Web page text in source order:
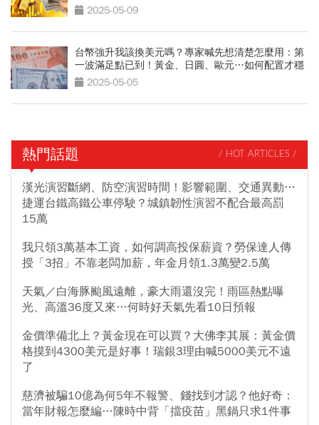
2025-05-09
台幣強升我該換美元嗎？專家喊先想清楚怎麼用：第
一波滿足點已到！黃金、日圓、歐元…如何配置才穩
2025-05-05
熱門話題 / HOT ARTICLES /
漢光演習斷網、防空演習時間！影響範圍、交通異動…
捷運台鐵高鐵公車停駛？城鎮韌性演習不配合最高罰
15萬
我只領3萬基本工資，如何調高投保薪資？勞保達人傳
授「3招」不靠老闆加薪，年金月領1.3萬變2.5萬
天氣／白海豚颱風遠離，豪大雨還沒完！雨區熱點曝
光、高溫36度又來…何時好天氣先看10日預報
金價準備北上？黃金現在可以買？大佛李其展：黃金價
格摸到4300美元是好事！瑞銀3理由喊5000美元不遠
了
慈濟被騙10億為何5年不報警、錢找到才認？他好奇：
當年財報怎麼編…陳時中背「擋疫苗」黑鍋只求1件事